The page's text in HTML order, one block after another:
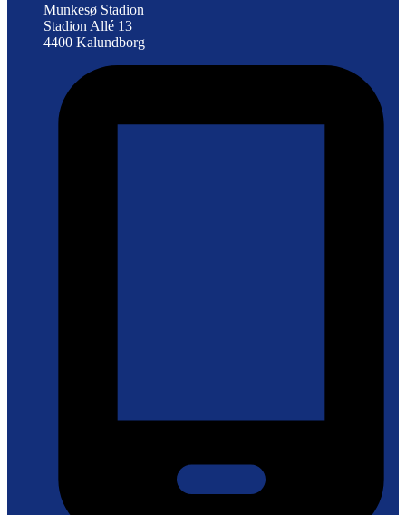
Munkesø Stadion
Stadion Allé 13
4400 Kalundborg